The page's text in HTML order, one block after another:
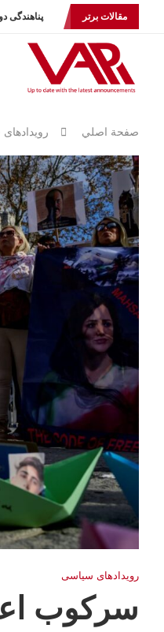
مقالات برتر پناهندگی دو
صفحة اصلي
رویدادهای سیاسی
سرکوب